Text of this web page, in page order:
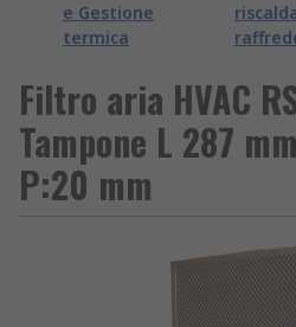
e Gestione
termica
Filtro aria HVAC
Tampone L 287
P:20 mm